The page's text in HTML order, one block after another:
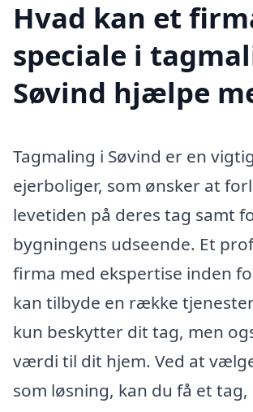
Hvad kan et
speciale i
Søvind hjælpe
Tagmaling i Søvind er en
ejerboliger, som ønsker at
levetiden på deres tag samt
bygningens udseende. Et
firma med ekspertise inden
kan tilbyde en række
kun beskytter dit tag, men
værdi til dit hjem. Ved at
som løsning, kan du få et tag,